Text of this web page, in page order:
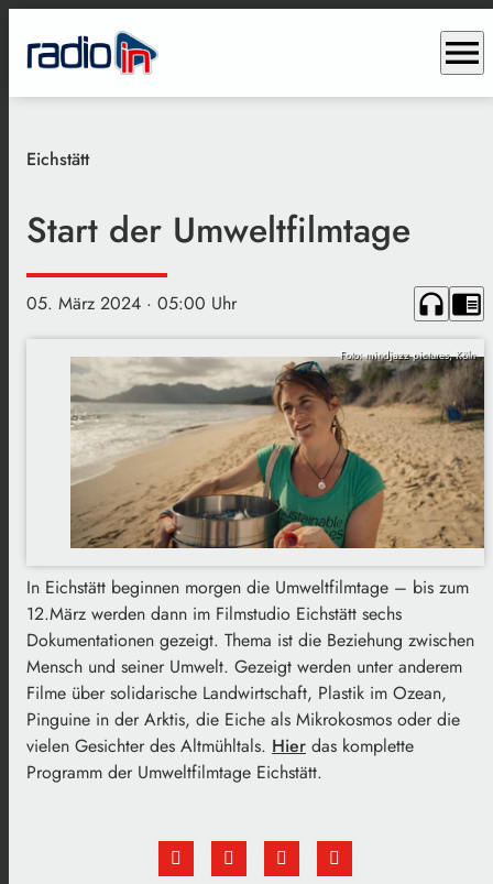
menu
Eichstätt
Start der Umweltfilmtage
05. März 2024 · 05:00 Uhr headphones chrome_reader_mode
Foto: mindjazz pictures, Köln
In Eichstätt beginnen morgen die Umweltfilmtage – bis zum
12.März werden dann im Filmstudio Eichstätt sechs
Dokumentationen gezeigt. Thema ist die Beziehung zwischen
Mensch und seiner Umwelt. Gezeigt werden unter anderem
Filme über solidarische Landwirtschaft, Plastik im Ozean,
Pinguine in der Arktis, die Eiche als Mikrokosmos oder die
vielen Gesichter des Altmühltals. Hier das komplette
Programm der Umweltfilmtage Eichstätt.